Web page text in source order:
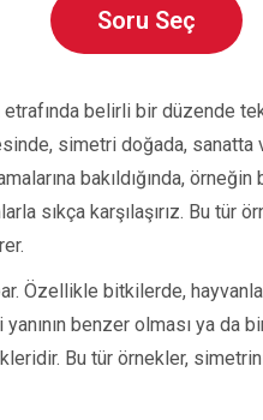
Soru Seç
belirli bir düzende
simetri doğada, sanatta
bakıldığında,
sıkça karşılaşırız. Bu tür
Özellikle bitkilerde,
benzer olması ya da
Bu tür örnekler,